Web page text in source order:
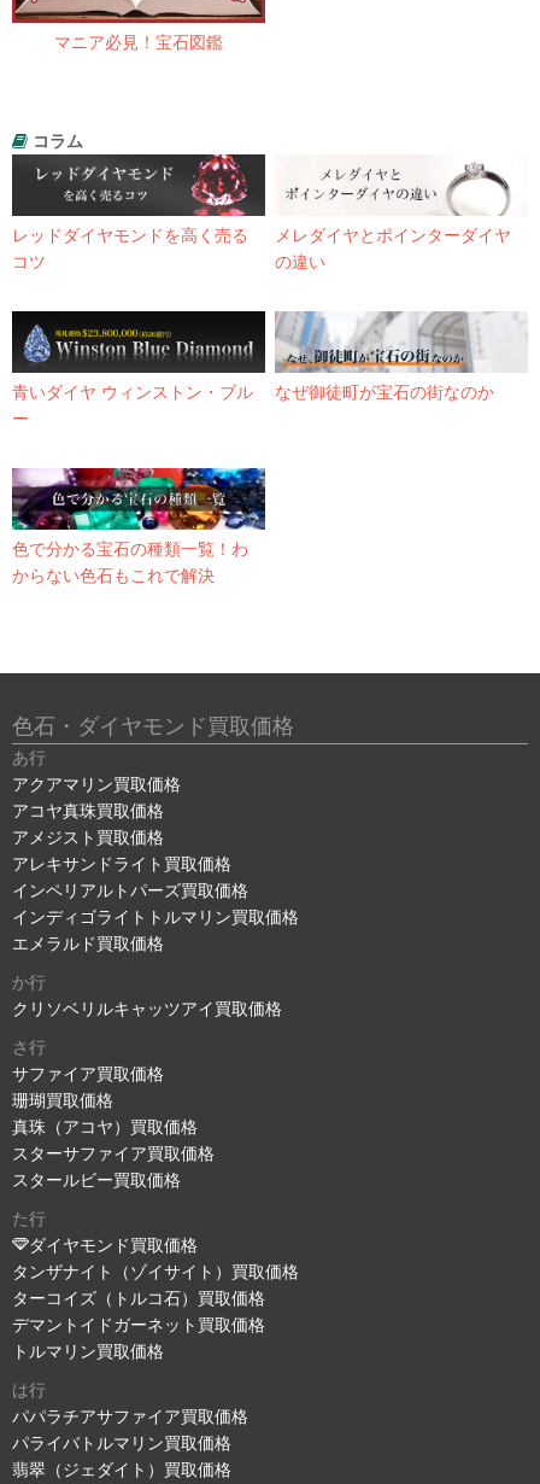
マニア必見！宝石図鑑
コラム
レッドダイヤモンドを高く売る
コツ
メレダイヤとポインターダイヤ
の違い
青いダイヤ ウィンストン・ブル
ー
なぜ御徒町が宝石の街なのか
色で分かる宝石の種類一覧！わ
からない色石もこれで解決
色石・ダイヤモンド買取価格
あ行
アクアマリン買取価格
アコヤ真珠買取価格
アメジスト買取価格
アレキサンドライト買取価格
インペリアルトパーズ買取価格
インディゴライトトルマリン買取価格
エメラルド買取価格
か行
クリソベリルキャッツアイ買取価格
さ行
サファイア買取価格
珊瑚買取価格
真珠（アコヤ）買取価格
スターサファイア買取価格
スタールビー買取価格
た行
ダイヤモンド買取価格
タンザナイト（ゾイサイト）買取価格
ターコイズ（トルコ石）買取価格
デマントイドガーネット買取価格
トルマリン買取価格
は行
パパラチアサファイア買取価格
パライバトルマリン買取価格
翡翠（ジェダイト）買取価格